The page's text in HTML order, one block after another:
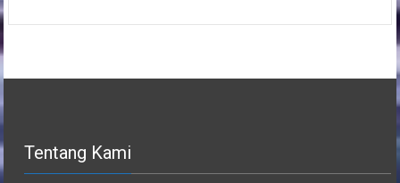
Tentang Kami